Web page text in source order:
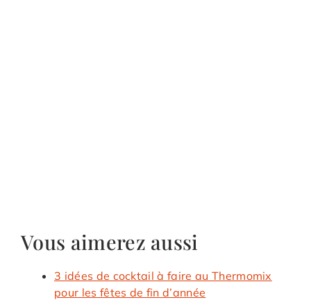
Vous aimerez aussi
3 idées de cocktail à faire au Thermomix
pour les fêtes de fin d’année